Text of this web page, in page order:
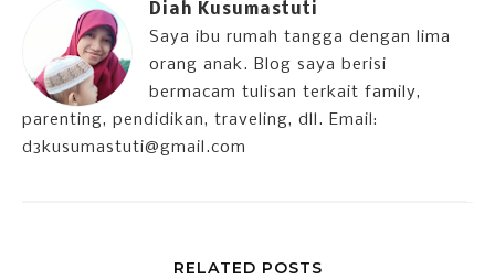
Diah Kusumastuti
Saya ibu rumah tangga dengan lima
orang anak. Blog saya berisi
bermacam tulisan terkait family,
parenting, pendidikan, traveling, dll. Email:
d3kusumastuti@gmail.com
RELATED POSTS